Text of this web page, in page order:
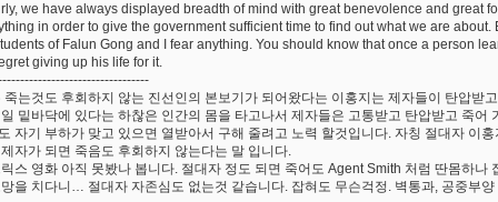
we have always displayed breadth of mind with great benevolence and great
in order to give the government sufficient time to find out what we are
of Falun Gong and I fear anything. You should know that once a person
giving up his life for it.
죽는것도 후회하지 않는 진선인의 본보기가 되어왔다는 이홍지는 제자들이 탄압받
밑바닥에 있다는 하찮은 인간의 몸을 타고나서 제자들은 고통받고 탄압받고 죽어
자기 부하가 맞고 있으면 열받아서 구해 줄려고 노력 할것입니다. 자칭 절대자 이
자가 되면 죽음도 후회하지 않는다는 말 입니다.
스 영화 아직 못봤나 봅니다. 절대자 정도 되면 죽어도 Agent Smith 처럼 딴몸하나
을 치다니… 절대자 자존심도 없는것 같습니다. 잡혀도 무슨걱정. 벽통과, 공중부